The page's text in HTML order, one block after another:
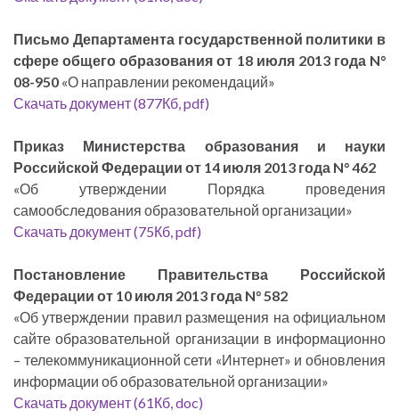
Письмо Департамента государственной политики в
сфере общего образования от 18 июля 2013 года N°
08-950 «О направлении рекомендаций»
Скачать документ (877Кб, pdf)
Приказ Министерства образования и науки
Российской Федерации от 14 июля 2013 года N° 462
«Об утверждении Порядка проведения
самообследования образовательной организации»
Скачать документ (75Кб, pdf)
Постановление Правительства Российской
Федерации от 10 июля 2013 года N° 582
«Об утверждении правил размещения на официальном
сайте образовательной организации в информационно
– телекоммуникационной сети «Интернет» и обновления
информации об образовательной организации»
Скачать документ (61Кб, doc)